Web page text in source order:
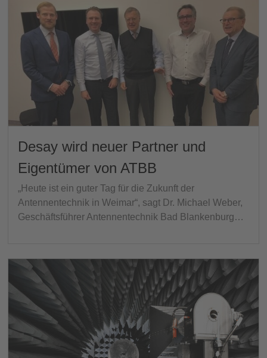
Desay wird neuer Partner und
Eigentümer von ATBB
„Heute ist ein guter Tag für die Zukunft der
Antennentechnik in Weimar“, sagt Dr. Michael Weber,
Geschäftsführer Antennentechnik Bad Blankenburg…